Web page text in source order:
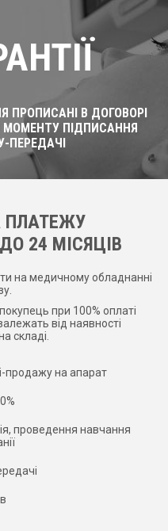
ПРОПИСАНІ В ДОГОВОРІ
МОМЕНТУ ПІДПИСАННЯ
ПЕРЕДАЧІ
ПЛАТЕЖУ
24 МІСЯЦІВ
на медичному обладнанні
при 100% оплаті
від наявності
складі.
продажу на апарат
проведення навчання